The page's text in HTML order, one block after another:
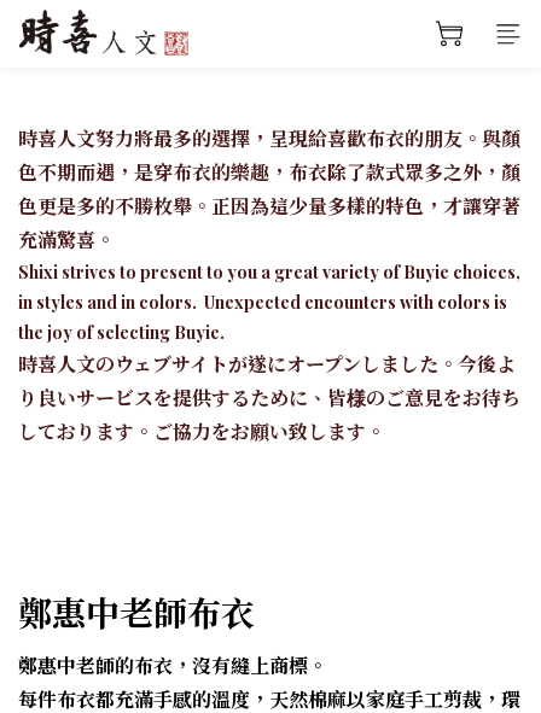
時喜人文努力將最多的選擇，呈現給喜歡布衣的朋友。與顏
色不期而遇，是穿布衣的樂趣，布衣除了款式眾多之外，顏
色更是多的不勝枚舉。正因為這少量多樣的特色，才讓穿著
充滿驚喜。
Shixi strives to present to you a great variety of Buyie choices,
in styles and in colors. Unexpected encounters with colors is
the joy of selecting Buyie.
時喜人文のウェブサイトが遂にオープンしました。今後よ
り良いサービスを提供するために、皆様のご意見をお待ち
しております。ご協力をお願い致します。
鄭惠中老師布衣
鄭惠中老師的布衣，沒有縫上商標。
每件布衣都充滿手感的溫度，天然棉麻以家庭手工剪裁，環